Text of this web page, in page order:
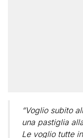
“Voglio subito
una pastiglia
Le voglio tutte